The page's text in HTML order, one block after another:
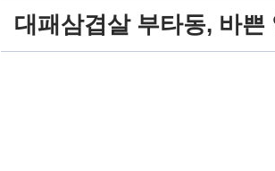
대패삼겹살 부타동, 바